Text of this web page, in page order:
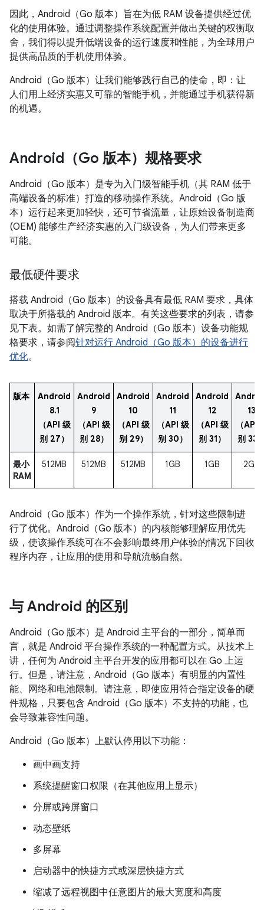
因此，Android（Go 版本）旨在为低 RAM 设备提供经过优
化的使用体验。通过调整操作系统配置并做出关键的权衡取
舍，我们得以提升低端设备的运行速度和性能，为全球用户
提供高品质的手机使用体验。
Android（Go 版本）让我们能够践行自己的使命，即：让
人们用上经济实惠又可靠的智能手机，并能通过手机获得新
的机遇。
Android（Go 版本）规格要求
Android（Go 版本）是专为入门级智能手机（其 RAM 低于
高端设备的标准）打造的移动操作系统。Android（Go 版
本）运行起来更加轻快，还可节省流量，让原始设备制造商
(OEM) 能够生产经济实惠的入门级设备，为人们带来更多
可能。
最低硬件要求
搭载 Android（Go 版本）的设备具有最低 RAM 要求，具体
取决于所搭载的 Android 版本。有关这些要求的列表，请参
见下表。如需了解完整的 Android（Go 版本）设备功能规
格要求，请参阅针对运行 Android（Go 版本）的设备进行
优化。
版本
Android
8.1
（API 级
别 27）
Android
9
（API 级
别 28）
Android
10
（API 级
别 29）
Android
11
（API 级
别 30）
Android
12
（API 级
别 31）
13
（API
别 33
最小
RAM
512MB 512MB 512MB 1GB 1GB 2GB
Android（Go 版本）作为一个操作系统，针对这些限制进
行了优化。Android（Go 版本）的内核能够理解应用优先
级，使该操作系统可在不会影响最终用户体验的情况下回收
程序内存，让应用的使用和导航流畅自然。
与 Android 的区别
Android（Go 版本）是 Android 主平台的一部分，简单而
言，就是 Android 平台操作系统的一种配置方式。从技术上
讲，任何为 Android 主平台开发的应用都可以在 Go 上运
行。但是，请注意，Android（Go 版本）有明显的内置性
能、网络和电池限制。请注意，即使应用符合指定设备的硬
件规格，只要包含 Android（Go 版本）不支持的功能，也
会导致兼容性问题。
Android（Go 版本）上默认停用以下功能：
画中画支持
系统提醒窗口权限（在其他应用上显示）
分屏或跨屏窗口
动态壁纸
多屏幕
启动器中的快捷方式或深层快捷方式
缩减了远程视图中任意图片的最大宽度和高度